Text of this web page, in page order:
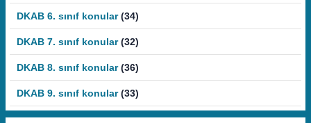
DKAB 6. sınıf konular (34)
DKAB 7. sınıf konular (32)
DKAB 8. sınıf konular (36)
DKAB 9. sınıf konular (33)